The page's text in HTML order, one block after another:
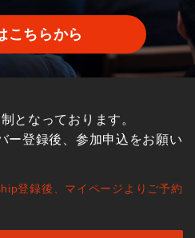
こちらから
となっております。
ー登録後、参加申込をお願い
登録後、マイページよりご予約